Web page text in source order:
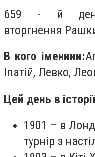
659 - й день
вторгнення
В кого іменини:
Іпатій, Левко,
Цей день в
1901 – в
турнір з